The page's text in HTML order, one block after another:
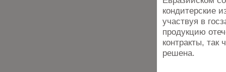
кондитерские
участвуя в
продукцию
контракты,
решена.